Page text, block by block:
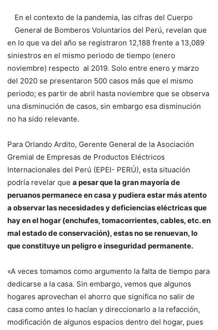
En el contexto de la pandemia, las cifras del Cuerpo
General de Bomberos Voluntarios del Perú, revelan que
en lo que va del año se registraron 12,188 frente a 13,089
siniestros en el mismo periodo de tiempo (enero
noviembre) respecto al 2019. Solo entre enero y marzo
del 2020 se presentaron 500 casos más que el mismo
periodo; es partir de abril hasta noviembre que se observa
una disminución de casos, sin embargo esa disminución
no ha sido relevante.
Para Orlando Ardito, Gerente General de la Asociación
Gremial de Empresas de Productos Eléctricos
Internacionales del Perú (EPEI- PERÚ), esta situación
podría revelar que a pesar que la gran mayoría de
peruanos permanece en casa y pudiera estar más atento
a observar las necesidades y deficiencias eléctricas que
hay en el hogar (enchufes, tomacorrientes, cables, etc. en
mal estado de conservación), estas no se renuevan, lo
que constituye un peligro e inseguridad permanente.
«A veces tomamos como argumento la falta de tiempo para
dedicarse a la casa. Sin embargo, vemos que algunos
hogares aprovechan el ahorro que significa no salir de
casa como antes lo hacían y direccionarlo a la refacción,
modificación de algunos espacios dentro del hogar, pues